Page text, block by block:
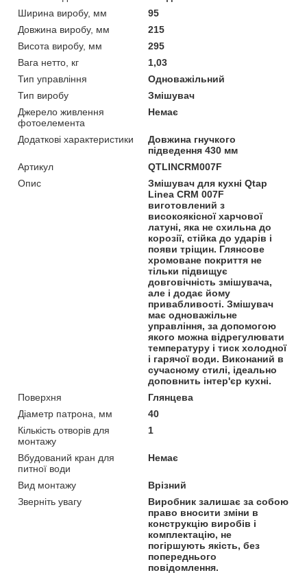
Ширина виробу, мм
95
Довжина виробу, мм
215
Висота виробу, мм
295
Вага нетто, кг
1,03
Тип управління
Одноважільний
Тип виробу
Змішувач
Джерело живлення
фотоелемента
Немає
Додаткові характеристики
Довжина гнучкого
підведення 430 мм
Артикул
QTLINCRM007F
Опис
Змішувач для кухні Qtap
Linea CRM 007F
виготовлений з
високоякісної харчової
латуні, яка не схильна до
корозії, стійка до ударів і
появи тріщин. Глянсове
хромоване покриття не
тільки підвищує
довговічність змішувача,
але і додає йому
привабливості. Змішувач
має одноважільне
управління, за допомогою
якого можна відрегулювати
температуру і тиск холодної
і гарячої води. Виконаний в
сучасному стилі, ідеально
доповнить інтер'єр кухні.
Поверхня
Глянцева
Діаметр патрона, мм
40
Кількість отворів для
монтажу
1
Вбудований кран для
питної води
Немає
Вид монтажу
Врізний
Зверніть увагу
Виробник залишає за собою
право вносити зміни в
конструкцію виробів і
комплектацію, не
погіршують якість, без
попереднього
повідомлення.